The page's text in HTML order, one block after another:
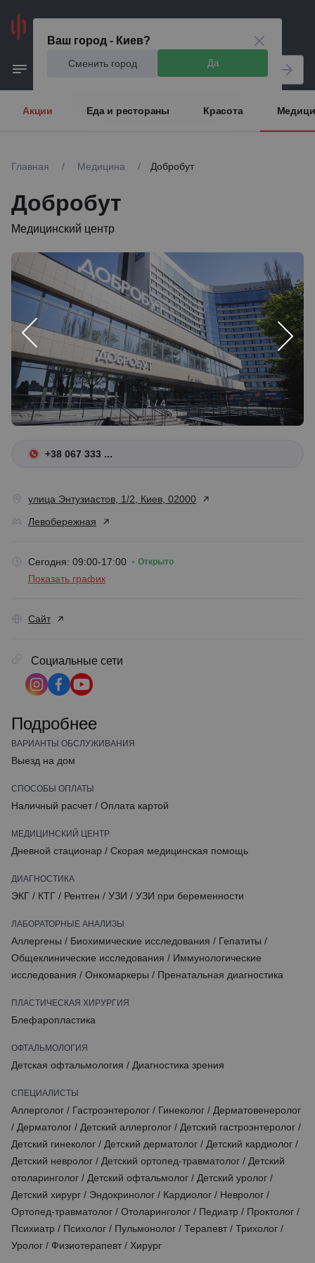
Ваш город - Киев?
Сменить город Да
Акции Еда и рестораны Красота
Главная / Медицина / Добробут
Добробут
Медицинский центр
1 / 4
+38 067 333 ...
улица Энтузиастов, 1/2, Киев, 02000
Левобережная
Сегодня: 09:00-17:00 Открыто
Показать график
Сайт
Социальные сети
Подробнее
ВАРИАНТЫ ОБСЛУЖИВАНИЯ
Выезд на дом
СПОСОБЫ ОПЛАТЫ
Наличный расчет / Оплата картой
МЕДИЦИНСКИЙ ЦЕНТР
Дневной стационар / Скорая медицинская помощь
ДИАГНОСТИКА
ЭКГ / КТГ / Рентген / УЗИ / УЗИ при беременности
ЛАБОРАТОРНЫЕ АНАЛИЗЫ
Аллергены / Биохимические исследования / Гепатиты /
Общеклинические исследования / Иммунологические
исследования / Онкомаркеры / Пренатальная диагностика
ПЛАСТИЧЕСКАЯ ХИРУРГИЯ
Блефаропластика
ОФТАЛЬМОЛОГИЯ
Детская офтальмология / Диагностика зрения
СПЕЦИАЛИСТЫ
Аллерголог / Гастроэнтеролог / Гинеколог / Дерматовенеролог
/ Дерматолог / Детский аллерголог / Детский гастроэнтеролог /
Детский гинеколог / Детский дерматолог / Детский кардиолог /
Детский невролог / Детский ортопед-травматолог / Детский
отоларинголог / Детский офтальмолог / Детский уролог /
Детский хирург / Эндокринолог / Кардиолог / Невролог /
Ортопед-травматолог / Отоларинголог / Педиатр / Проктолог /
Психиатр / Психолог / Пульмонолог / Терапевт / Трихолог /
Уролог / Физиотерапевт / Хирург